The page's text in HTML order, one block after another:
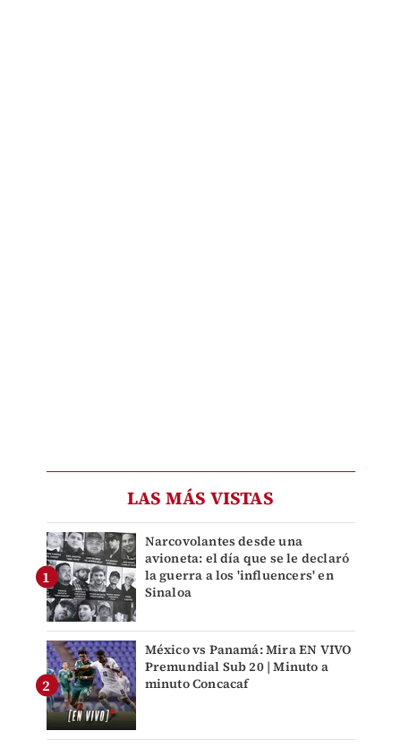
LAS MÁS VISTAS
Narcovolantes desde una
avioneta: el día que se le declaró
la guerra a los 'influencers' en
Sinaloa
México vs Panamá: Mira EN VIVO
Premundial Sub 20 | Minuto a
minuto Concacaf